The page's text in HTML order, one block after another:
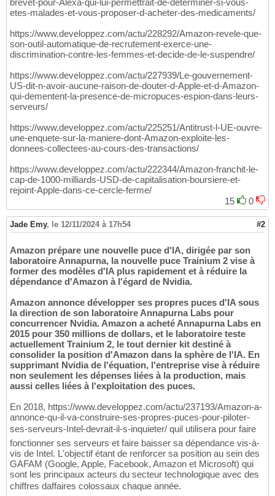
brevet-pour-Alexa-qui-lui-permettrait-de-determiner-si-vous-
etes-malades-et-vous-proposer-d-acheter-des-medicaments/
https://www.developpez.com/actu/228292/Amazon-revele-que-
son-outil-automatique-de-recrutement-exerce-une-
discrimination-contre-les-femmes-et-decide-de-le-suspendre/
https://www.developpez.com/actu/227939/Le-gouvernement-
US-dit-n-avoir-aucune-raison-de-douter-d-Apple-et-d-Amazon-
qui-dementent-la-presence-de-micropuces-espion-dans-leurs-
serveurs/
https://www.developpez.com/actu/225251/Antitrust-l-UE-ouvre-
une-enquete-sur-la-maniere-dont-Amazon-exploite-les-
donnees-collectees-au-cours-des-transactions/
https://www.developpez.com/actu/222344/Amazon-franchit-le-
cap-de-1000-milliards-USD-de-capitalisation-boursiere-et-
rejoint-Apple-dans-ce-cercle-ferme/
15
0
Jade Emy, le 12/11/2024 à 17h54 #2
Amazon prépare une nouvelle puce d'IA, dirigée par son
laboratoire Annapurna, la nouvelle puce Trainium 2 vise à
former des modèles d'IA plus rapidement et à réduire la
dépendance d'Amazon à l'égard de Nvidia.
Amazon annonce développer ses propres puces d'IA sous
la direction de son laboratoire Annapurna Labs pour
concurrencer Nvidia. Amazon a acheté Annapurna Labs en
2015 pour 350 millions de dollars, et le laboratoire teste
actuellement Trainium 2, le tout dernier kit destiné à
consolider la position d'Amazon dans la sphère de l'IA. En
supprimant Nvidia de l'équation, l'entreprise vise à réduire
non seulement les dépenses liées à la production, mais
aussi celles liées à l'exploitation des puces.
En 2018, https://www.developpez.com/actu/237193/Amazon-a-
annonce-qu-il-va-construire-ses-propres-puces-pour-piloter-
ses-serveurs-Intel-devrait-il-s-inquieter/ quil utilisera pour faire
fonctionner ses serveurs et faire baisser sa dépendance vis-à-
vis de Intel. L'objectif étant de renforcer sa position au sein des
GAFAM (Google, Apple, Facebook, Amazon et Microsoft) qui
sont les principaux acteurs du secteur technologique avec des
chiffres daffaires colossaux chaque année.